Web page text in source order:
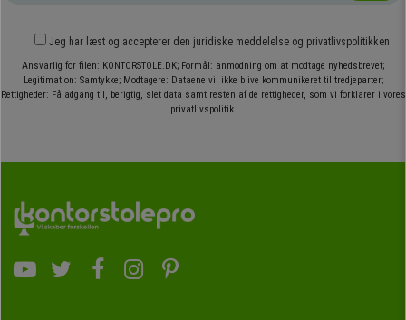
Jeg har læst og accepterer den juridiske meddelelse og privatlivspolitikken
Ansvarlig for filen: KONTORSTOLE.DK; Formål: anmodning om at modtage nyhedsbrevet;
Legitimation: Samtykke; Modtagere: Dataene vil ikke blive kommunikeret til tredjeparter;
Rettigheder: Få adgang til, berigtig, slet data samt resten af de rettigheder, som vi forklarer i vores
privatlivspolitik.